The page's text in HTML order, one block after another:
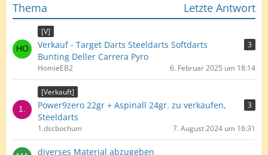
Thema Letzte Antwort
[V]
Verkauf - Target Darts Steeldarts Softdarts
Bunting Deller Carrera Pyro
3
HomieEB2 6. Februar 2025 um 18:14
[Verkauft]
Power9zero 22gr + Aspinall 24gr. zu verkaufen,
Steeldarts
3
1.dscbochum 7. August 2024 um 16:31
diverses Material abzugeben